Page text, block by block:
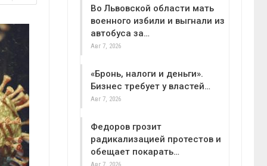
Во Львовской области мать
военного избили и выгнали из
автобуса за…
Авг 7, 2026
«Бронь, налоги и деньги».
Бизнес требует у властей…
Авг 7, 2026
Федоров грозит
радикализацией протестов и
обещает покарать…